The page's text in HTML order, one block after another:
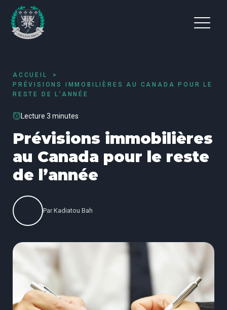
ACCUEIL
PRÉVISIONS IMMOBILIÈRES AU CANADA POUR LE
RESTE DE L’ANNÉE
Lecture 3 minutes
Prévisions immobilières
au Canada pour le reste
de l’année
Par Kadiatou Bah